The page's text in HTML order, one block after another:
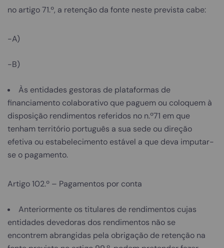
no artigo 71.º, a retenção da fonte neste prevista cabe:
-A)
-B)
Às entidades gestoras de plataformas de
financiamento colaborativo que paguem ou coloquem à
disposição rendimentos referidos no n.º71 em que
tenham território português a sua sede ou direção
efetiva ou estabelecimento estável a que deva imputar-
se o pagamento.
Artigo 102.º – Pagamentos por conta
Anteriormente os titulares de rendimentos cujas
entidades devedoras dos rendimentos não se
encontrem abrangidas pela obrigação de retenção na